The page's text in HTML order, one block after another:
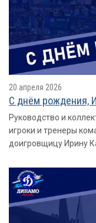
20 апреля 2026
С днём рождения,
Руководство и
игроки и тренеры
доигровщицу Ирину